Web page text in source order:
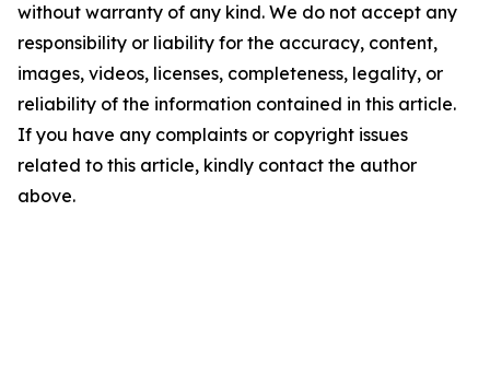
without warranty of any kind. We do not accept any
responsibility or liability for the accuracy, content,
images, videos, licenses, completeness, legality, or
reliability of the information contained in this article.
If you have any complaints or copyright issues
related to this article, kindly contact the author
above.